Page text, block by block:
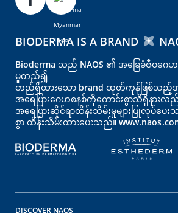
BIODERMA IS A BRAND
Bioderma သည် NAOS ၏ အခြေခံဇီဝဂေ
မူတည်၍
တည်ရှိထားသော brand ထုတ်ကုန်ဖြစ်သည့်
အရေပြား‌‌‌‌ဂေဟစနစ်ကိုကောင်းစွာသိရှိနားလည်
အရေပြားဆိုင်ရာထိန်းသိမ်းမှုများပြုလုပ်ပေ
စွာ ထိန်းသိမ်းထားပေးသည်။
DISCOVER NAOS